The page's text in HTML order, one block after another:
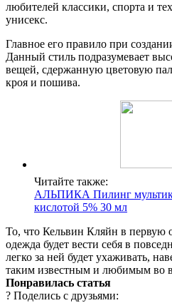
любителей классики, спорта и
унисекс.
Главное его правило при
Данный стиль подразумевает
вещей, сдержанную цветовую
кроя и пошива.
Читайте также:
АЛЬПИКА Пилинг
кислотой 5% 30 мл
То, что Кельвин Кляйн в первую
одежда будет вести себя в
легко за ней будет ухаживать,
таким известным и любимым во
Понравилась статья
? Поделись с друзьями: